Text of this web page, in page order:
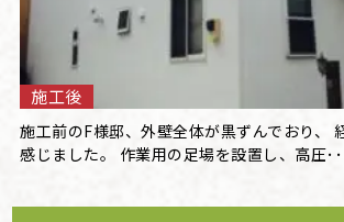
施工後
施工前のF様邸、外壁全体が黒ずんでおり、
感じました。 作業用の足場を設置し、高圧･･